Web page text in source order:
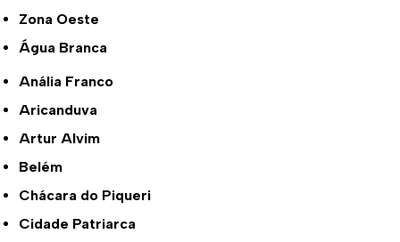
Zona Oeste
Água Branca
Anália Franco
Aricanduva
Artur Alvim
Belém
Chácara do Piqueri
Cidade Patriarca